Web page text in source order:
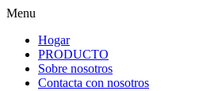
Menu
Hogar
PRODUCTO
Sobre nosotros
Contacta con nosotros